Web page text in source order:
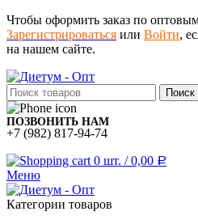
Чтобы оформить заказ по
Зарегистрироваться или Войти,
на нашем сайте.
Поиск
ПОЗВОНИТЬ НАМ
+7 (982) 817-94-74
0 шт. / 0,00 Р
Меню
Категории товаров